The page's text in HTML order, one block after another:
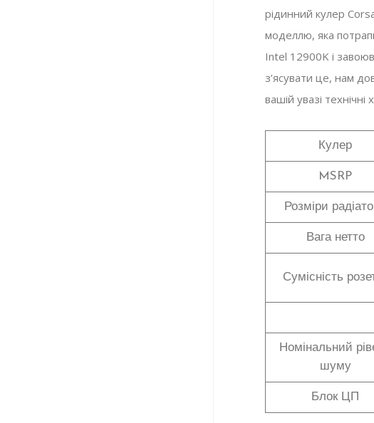
рідинний кулер
моделлю, яка
Intel 12900K і
з’ясувати це, нам
вашій увазі
Кулер
MSRP
Розміри
Вага нетто
Сумісність
Номінальний
шуму
Блок ЦП